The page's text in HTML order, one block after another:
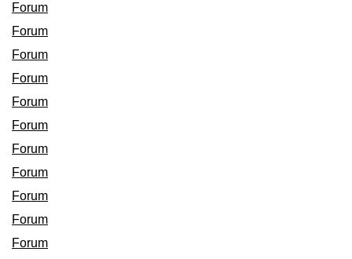
Forum
Forum
Forum
Forum
Forum
Forum
Forum
Forum
Forum
Forum
Forum